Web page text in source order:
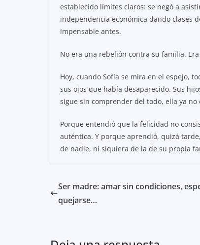
establecido límites claros: se negó a
independencia económica dando clases
impensable antes.
No era una rebelión contra su familia.
Hoy, cuando Sofía se mira en el espejo,
sus ojos que había desaparecido. Sus
sigue sin comprender del todo, ella ya no
Porque entendió que la felicidad no
auténtica. Y porque aprendió, quizá
de nadie, ni siquiera de la de su propia
Ser madre: amar sin condiciones,
quejarse…